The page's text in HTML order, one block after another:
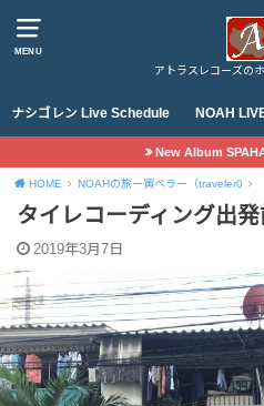
MENU
アトラスレコーズの
ナシゴレン Live Schedule NOAH
New Album
HOME NOAHの旅ー寅ベラー（traveler0
タイレコーディング出
2019年3月7日